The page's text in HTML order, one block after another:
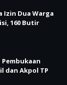
Dua Warga
160 Butir
Pembukaan
dan Akpol TP